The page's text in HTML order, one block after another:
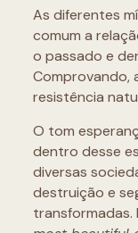
As diferentes
comum a
o passado e
Comprovando,
resistência
O tom
dentro desse
diversas
destruição e
transformadas.